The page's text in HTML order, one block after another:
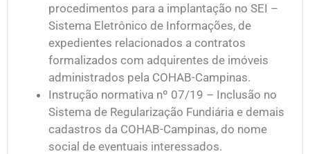
procedimentos para a implantação no SEI –
Sistema Eletrônico de Informações, de
expedientes relacionados a contratos
formalizados com adquirentes de imóveis
administrados pela COHAB-Campinas.
Instrução normativa nº 07/19 – Inclusão no
Sistema de Regularização Fundiária e demais
cadastros da COHAB-Campinas, do nome
social de eventuais interessados.